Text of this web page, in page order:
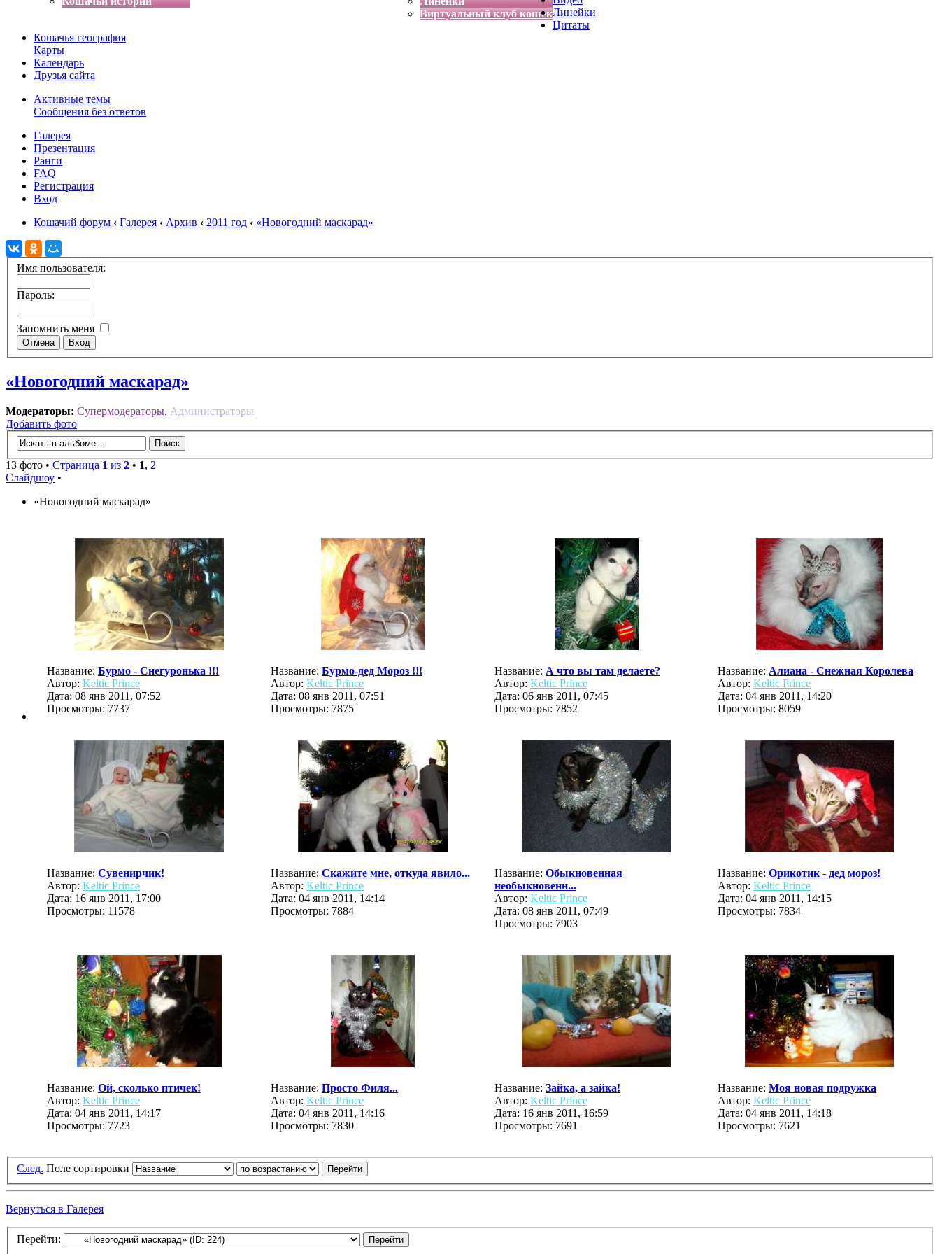
Виртуальный клуб кошекЛинейки
Цитаты
Кошачья география
Карты
Календарь
Друзья сайта
Активные темы
Сообщения без ответов
Галерея
Презентация
Ранги
FAQ
Регистрация
Вход
Кошачий форум ‹ Галерея ‹ Архив ‹ 2011 год ‹ «Новогодний маскарад»
Имя пользователя:
Пароль:
Запомнить меня
«Новогодний маскарад»
Модераторы: Супермодераторы, Администраторы
Добавить фото
13 фото • Страница 1 из 2 • 1, 2
Слайдшоу •
«Новогодний маскарад»
Название: Бурмо - Снегуронька !!!
Автор: Keltic Prince
Дата: 08 янв 2011, 07:52
Просмотры: 7737
Название: Бурмо-дед Мороз !!!
Автор: Keltic Prince
Дата: 08 янв 2011, 07:51
Просмотры: 7875
Название: А что вы там делаете?
Автор: Keltic Prince
Дата: 06 янв 2011, 07:45
Просмотры: 7852
Название: Алиана - Снежная Королева
Автор: Keltic Prince
Дата: 04 янв 2011, 14:20
Просмотры: 8059
Название: Сувенирчик!
Автор: Keltic Prince
Дата: 16 янв 2011, 17:00
Просмотры: 11578
Название: Скажите мне, откуда явило...
Автор: Keltic Prince
Дата: 04 янв 2011, 14:14
Просмотры: 7884
Название: Обыкновенная
необыкновенн...
Автор: Keltic Prince
Дата: 08 янв 2011, 07:49
Просмотры: 7903
Название: Орикотик - дед мороз!
Автор: Keltic Prince
Дата: 04 янв 2011, 14:15
Просмотры: 7834
Название: Ой, сколько птичек!
Автор: Keltic Prince
Дата: 04 янв 2011, 14:17
Просмотры: 7723
Название: Просто Филя...
Автор: Keltic Prince
Дата: 04 янв 2011, 14:16
Просмотры: 7830
Название: Зайка, а зайка!
Автор: Keltic Prince
Дата: 16 янв 2011, 16:59
Просмотры: 7691
Название: Моя новая подружка
Автор: Keltic Prince
Дата: 04 янв 2011, 14:18
Просмотры: 7621
След. Поле сортировки
Вернуться в Галерея
Перейти: